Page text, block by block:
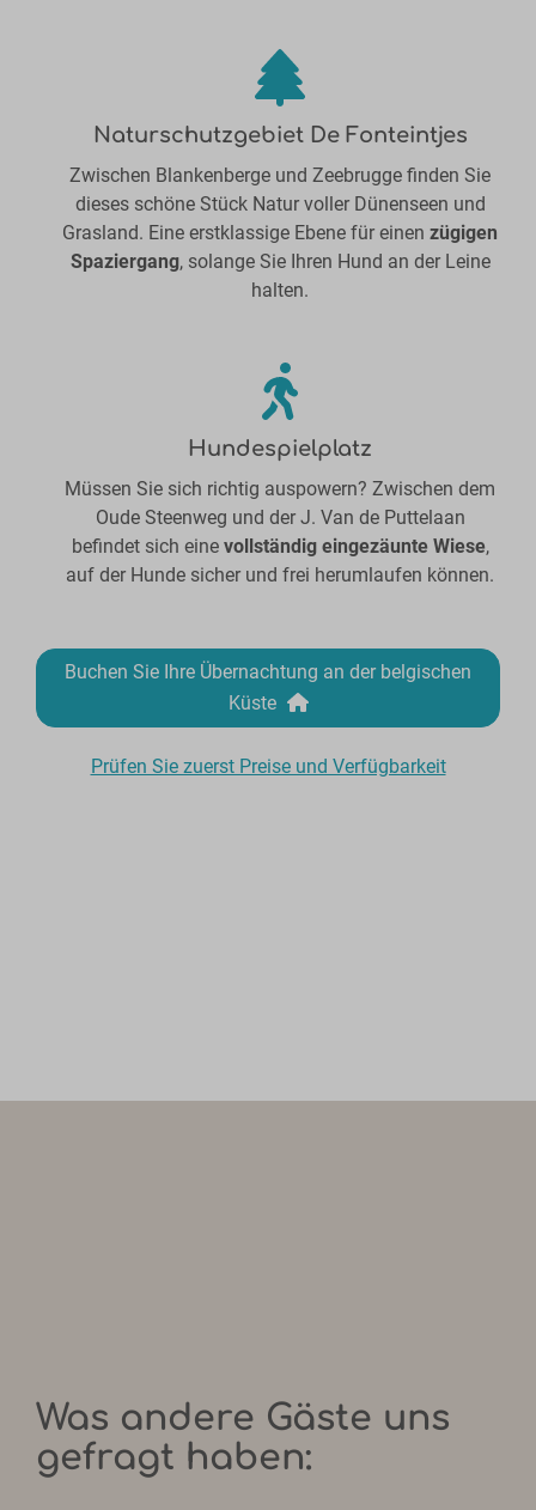
Naturschutzgebiet De Fonteintjes
Zwischen Blankenberge und Zeebrugge finden Sie
dieses schöne Stück Natur voller Dünenseen und
Grasland. Eine erstklassige Ebene für einen zügigen
Spaziergang, solange Sie Ihren Hund an der Leine
halten.
Hundespielplatz
Müssen Sie sich richtig auspowern? Zwischen dem
Oude Steenweg und der J. Van de Puttelaan
befindet sich eine vollständig eingezäunte Wiese,
auf der Hunde sicher und frei herumlaufen können.
Buchen Sie Ihre Übernachtung an der belgischen
Küste
Prüfen Sie zuerst Preise und Verfügbarkeit
Was andere Gäste uns
gefragt haben: